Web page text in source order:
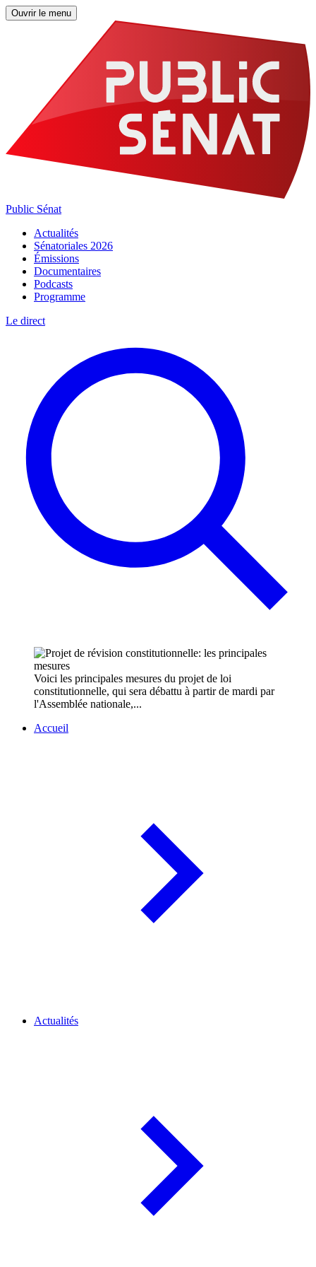
Ouvrir le menu
Public Sénat
Actualités
Sénatoriales 2026
Émissions
Documentaires
Podcasts
Programme
Le direct
Voici les principales mesures du projet de loi
constitutionnelle, qui sera débattu à partir de mardi par
l'Assemblée nationale,...
Accueil
Actualités